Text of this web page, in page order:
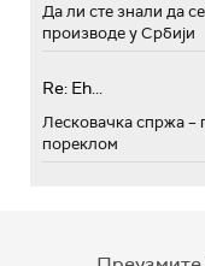
Да ли сте знали да
производе у Србији
Re: Eh...
Лесковачка спржа –
пореклом